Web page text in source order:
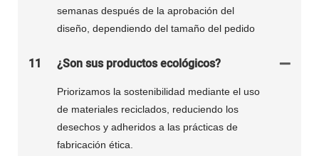
semanas después de la aprobación del
diseño, dependiendo del tamaño del pedido
11 ¿Son sus productos ecológicos?
Priorizamos la sostenibilidad mediante el uso
de materiales reciclados, reduciendo los
desechos y adheridos a las prácticas de
fabricación ética.